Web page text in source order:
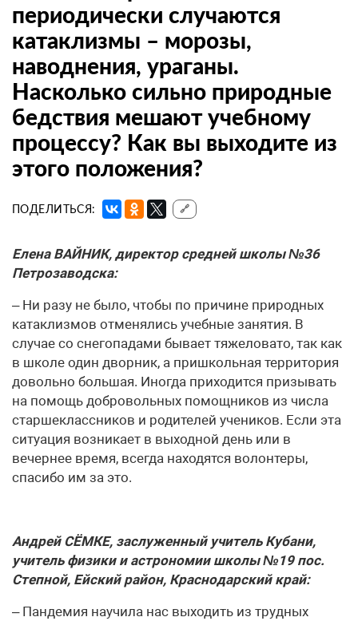
периодически случаются
катаклизмы – морозы,
наводнения, ураганы.
Насколько сильно природные
бедствия мешают учебному
процессу? Как вы выходите из
этого положения?
ПОДЕЛИТЬСЯ: 🔗
Елена ВАЙНИК, директор средней школы №36
Петрозаводска:
– Ни разу не было, чтобы по причине природных
катаклизмов отменялись учебные занятия. В
случае со снегопадами бывает тяжеловато, так как
в школе один дворник, а пришкольная территория
довольно большая. Иногда приходится призывать
на помощь добровольных помощников из числа
старшеклассников и родителей учеников. Если эта
ситуация возникает в выходной день или в
вечернее время, всегда находятся волонтеры,
спасибо им за это.
Андрей СЁМКЕ, заслуженный учитель Кубани,
учитель физики и астрономии школы №19 пос.
Степной, Ейский район, Краснодарский край:
– Пандемия научила нас выходить из трудных